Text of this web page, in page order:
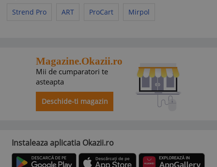
Strend Pro
ART ProCart Mirpol
Magazine.Okazii.ro
Mii de cumparatori te
asteapta
Deschide-ti magazin
Instaleaza aplicatia Okazii.ro